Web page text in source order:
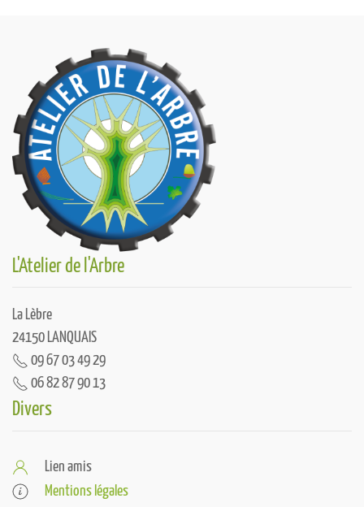
L'Atelier de l'Arbre
La Lèbre
24150 LANQUAIS
09 67 03 49 29
06 82 87 90 13
Divers
Lien amis
Mentions légales